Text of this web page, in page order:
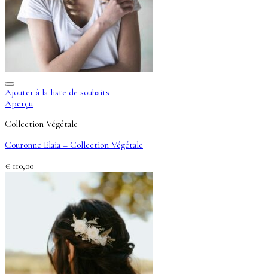
Ajouter à la liste de souhaits
Aperçu
Collection Végétale
Couronne Elaia – Collection Végétale
€ 110,00